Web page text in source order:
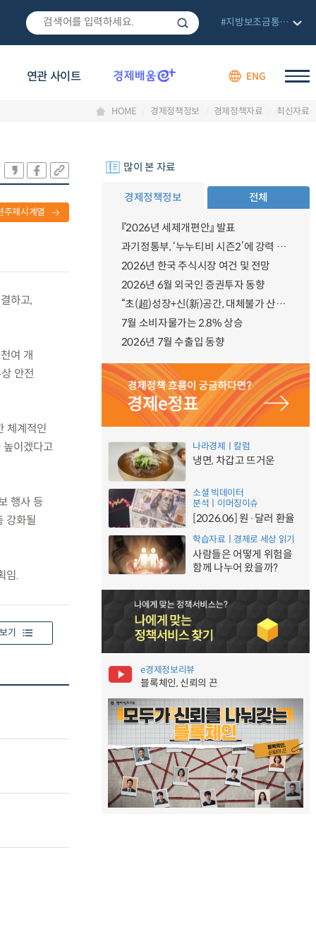
연관 사이트 ENG
#지방보조금통합관리망
HOME 경제정책정보 경제정책자료 최신자료
주제시계열
하고,
여 개
안전
체계적인
높이겠다고
행사 등
강화될
임.
기
많이 본 자료
경제정책정보 전체
『2026년 세제개편안』 발표
과기정통부, ‘누누티비 시즌2’에 강력 대응 의지 밝혀
2026년 한국 주식시장 여건 및 전망
2026년 6월 외국인 증권투자 동향
“초(超)성장+신(新)공간, 대체불가 산업강국”
7월 소비자물가는 2.8% 상승
2026년 7월 수출입 동향
나라경제ㅣ칼럼
냉면, 차갑고 뜨거운
소셜 빅데이터
분석ㅣ이머징이슈
[2026.06] 원·달러 환율
학습자료ㅣ경제로 세상 읽기
사람들은 어떻게 위험을
함께 나누어 왔을까?
e경제정보리뷰
블록체인, 신뢰의 끈